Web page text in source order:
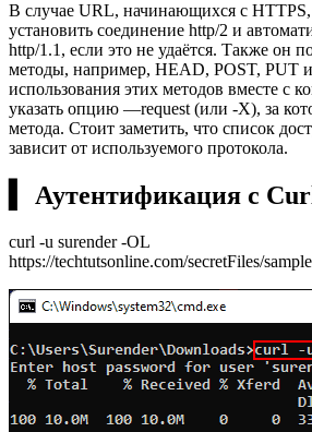
В случае URL, начинающихся с HTTPS,
установить соединение http/2 и
http/1.1, если это не удаётся. Также он
методы, например, HEAD, POST, PUT
использования этих методов вместе с
указать опцию —request (или -X), за
метода. Стоит заметить, что список
зависит от используемого протокола.
▍ Аутентификация с
curl -u surender -OL
https://techtutsonline.com/secretFiles/